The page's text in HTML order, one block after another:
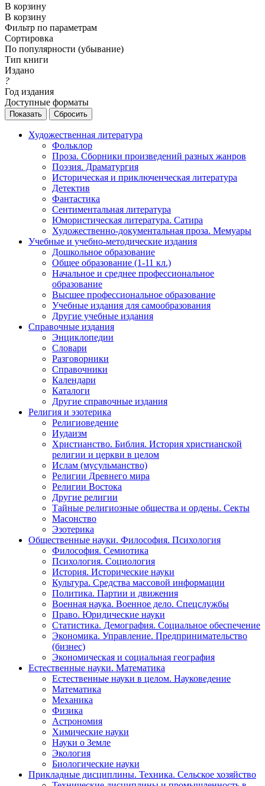
В корзину
В корзину
Фильтр по параметрам
Сортировка
По популярности (убывание)
Тип книги
Издано
?
Год издания
Доступные форматы
Сбросить
Художественная литература
Фольклор
Проза. Сборники произведений разных жанров
Поэзия. Драматургия
Историческая и приключенческая литература
Детектив
Фантастика
Сентиментальная литература
Юмористическая литература. Сатира
Художественно-документальная проза. Мемуары
Учебные и учебно-методические издания
Дошкольное образование
Общее образование (1-11 кл.)
Начальное и среднее профессиональное
образование
Высшее профессиональное образование
Учебные издания для самообразования
Другие учебные издания
Справочные издания
Энциклопедии
Словари
Разговорники
Справочники
Календари
Каталоги
Другие справочные издания
Религия и эзотерика
Религиоведение
Иудаизм
Христианство. Библия. История христианской
религии и церкви в целом
Ислам (мусульманство)
Религии Древнего мира
Религии Востока
Другие религии
Тайные религиозные общества и ордены. Секты
Масонство
Эзотерика
Общественные науки. Философия. Психология
Философия. Семиотика
Психология. Социология
История. Исторические науки
Культура. Средства массовой информации
Политика. Партии и движения
Военная наука. Военное дело. Спецслужбы
Право. Юридические науки
Статистика. Демография. Социальное обеспечение
Экономика. Управление. Предпринимательство
(бизнес)
Экономическая и социальная география
Естественные науки. Математика
Естественные науки в целом. Науковедение
Математика
Механика
Физика
Астрономия
Химические науки
Науки о Земле
Экология
Биологические науки
Прикладные дисциплины. Техника. Сельское хозяйство